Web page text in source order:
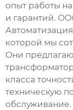
опыт работы
и гарантий.
которой мы
Они
класса
техническую
обслуживание.